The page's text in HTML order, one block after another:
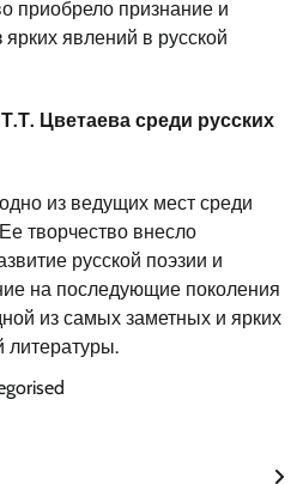
приобрело признание и
явлений в русской
Цветаева среди русских
из ведущих мест среди
творчество внесло
русской поэзии и
на последующие поколения
из самых заметных и ярких
литературы.